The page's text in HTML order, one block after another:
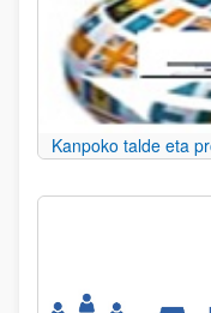
Kanpoko talde eta